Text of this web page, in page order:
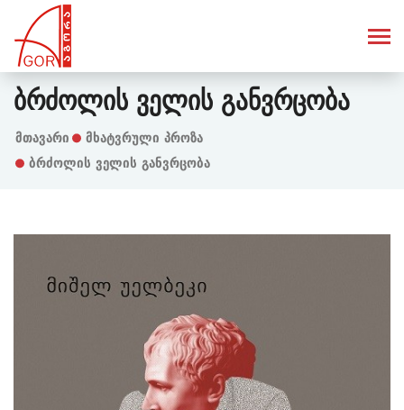
Ბრძოლის Ველის Განვრცობა
Მთავარი
Მხატვრული Პროზა
ბრძოლის ველის განვრცობა